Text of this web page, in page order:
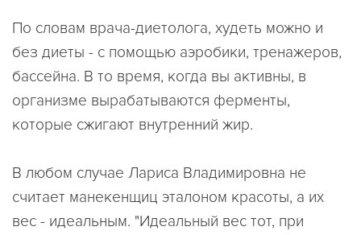
По словам врача-диетолога, худеть можно и
без диеты - с помощью аэробики, тренажеров,
бассейна. В то время, когда вы активны, в
организме вырабатываются ферменты,
которые сжигают внутренний жир.
В любом случае Лариса Владимировна не
считает манекенщиц эталоном красоты, а их
вес - идеальным. "Идеальный вес тот, при